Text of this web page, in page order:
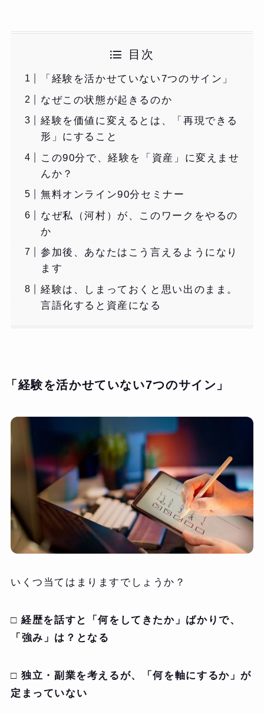
目次
「経験を活かせていない7つのサイン」
なぜこの状態が起きるのか
経験を価値に変えるとは、「再現できる
形」にすること
この90分で、経験を「資産」に変えませ
んか？
無料オンライン90分セミナー
なぜ私（河村）が、このワークをやるの
か
参加後、あなたはこう言えるようになり
ます
経験は、しまっておくと思い出のまま。
言語化すると資産になる
「経験を活かせていない7つのサイン」
いくつ当てはまりますでしょうか？
□ 経歴を話すと「何をしてきたか」ばかりで、
「強み」は？となる
□ 独立・副業を考えるが、「何を軸にするか」が
定まっていない